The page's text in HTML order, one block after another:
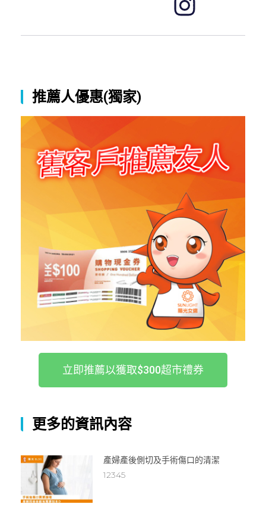
推薦人優惠(獨家)
立即推薦以獲取$300超市禮券
更多的資訊內容
產婦產後側切及手術傷口的清潔
12345